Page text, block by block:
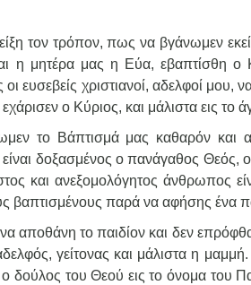
τον τρόπον, πως να βγάνωμεν
η μητέρα μας η Εύα, εβαπτίσθη ο
ευσεβείς χριστιανοί, αδελφοί μου,
ο Κύριος, και μάλιστα εις το
το Βάπτισμά μας καθαρόν και
δοξασμένος ο πανάγαθος Θεός,
και ανεξομολόγητος άνθρωπος
παρά να αφήσης ένα
αποθάνη το παιδίον και δεν
γείτονας και μάλιστα η
ο δούλος του Θεού εις το όνομα του